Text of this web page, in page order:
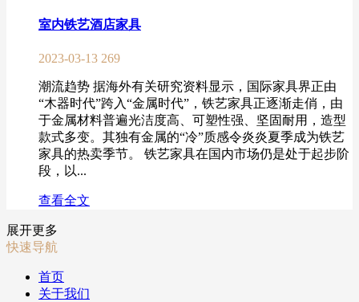
室内铁艺酒店家具
2023-03-13 269
潮流趋势 据海外有关研究资料显示，国际家具界正由
“木器时代”跨入“金属时代”，铁艺家具正逐渐走俏，由
于金属材料普遍光洁度高、可塑性强、坚固耐用，造型
款式多变。其独有金属的“冷”质感令炎炎夏季成为铁艺
家具的热卖季节。 铁艺家具在国内市场仍是处于起步阶
段，以...
查看全文
展开更多
快速导航
首页
关于我们